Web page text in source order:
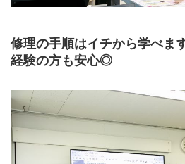
修理の手順はイチから学べま
経験の方も安心◎